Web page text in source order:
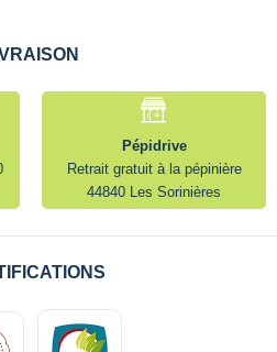
Pépidrive
Retrait gratuit à la pépinière
44840 Les Sorinières